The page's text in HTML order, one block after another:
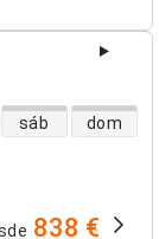
sáb dom
838 €